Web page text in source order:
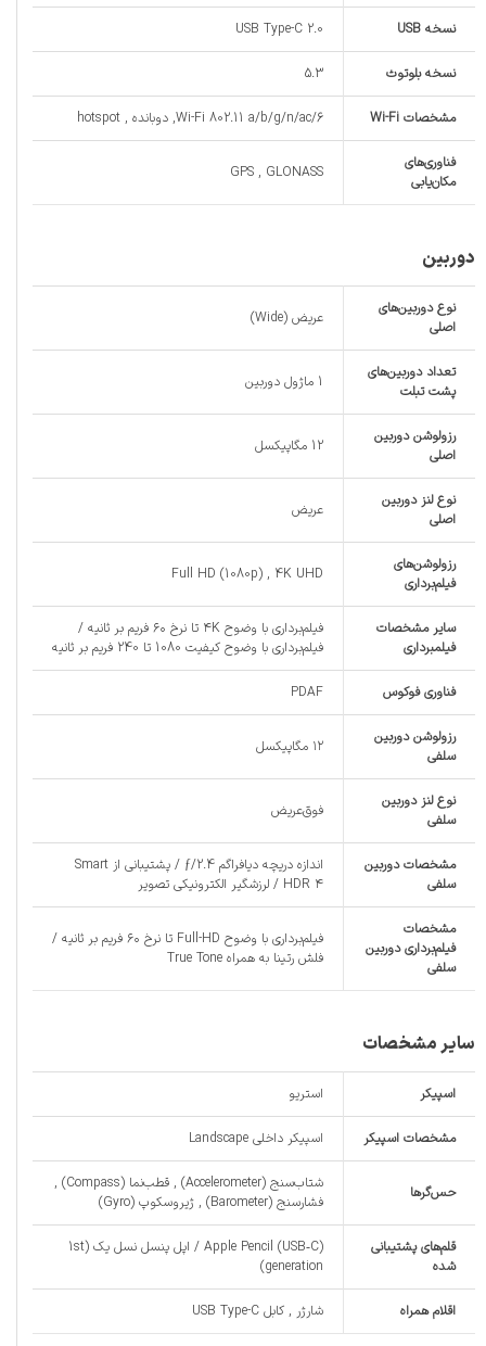
نسخه USB USB Type-C 2.0
نسخه‌ بلوتوث 5.3
مشخصات Wi-Fi Wi-Fi 802.11 a/b/g/n/ac/6, دوبانده , hotspot
فناوری‌های
مکان‌یابی
GPS , GLONASS
دوربین
نوع دوربین‌های
اصلی
عریض (Wide)
تعداد دوربین‌های
پشت تبلت
1 ماژول دوربین
رزولوشن دوربین
اصلی
12 مگاپیکسل
نوع لنز دوربین
اصلی
عریض
رزولوشن‌های
فیلم‌برداری
Full HD (1080p) , 4K UHD
سایر مشخصات
فیلمبرداری
فیلم‌برداری با وضوح ۴K تا نرخ ۶۰ فریم بر ثانیه /
فیلم‌برداری با وضوح کیفیت 1080 تا 240 فریم بر ثانیه
فناوری فوکوس PDAF
رزولوشن دوربین
سلفی
۱۲ مگاپیکسل
نوع لنز دوربین
سلفی
فوق‌عریض
مشخصات دوربین
سلفی
اندازه دریچه دیافراگم ƒ/2.4 / پشتیبانی از Smart
HDR ۴ / لرزشگیر الکترونیکی تصویر
مشخصات
فیلم‌برداری دوربین
سلفی
فیلم‌برداری با وضوح Full-HD تا نرخ ۶۰ فریم بر ثانیه /
فلش رتینا به همراه True Tone
سایر مشخصات
اسپیکر استریو
مشخصات اسپیکر اسپیکر داخلی Landscape
حس‌گرها
شتاب‌سنج (Accelerometer) , قطب‌نما (Compass) ,
فشارسنج (Barometer) , ژیروسکوپ (Gyro)
قلم‌های پشتیبانی
شده
Apple Pencil (USB‑C) / اپل پنسل نسل یک (1st
generation)
اقلام همراه شارژر , کابل USB Type-C